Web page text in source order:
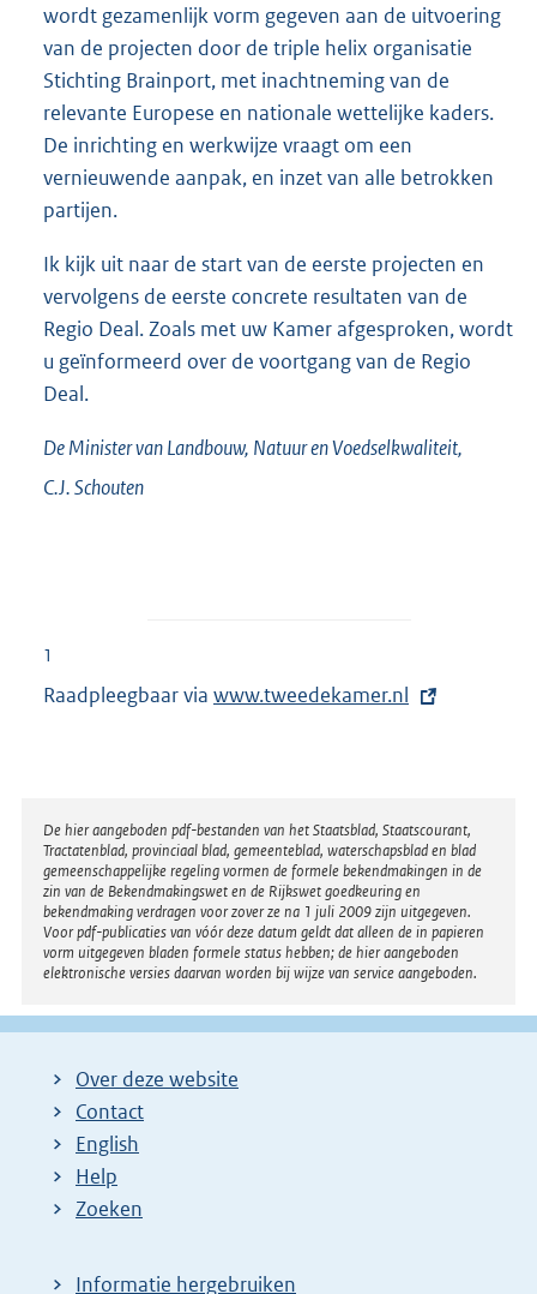
wordt gezamenlijk vorm gegeven aan de uitvoering
van de projecten door de triple helix organisatie
Stichting Brainport, met inachtneming van de
relevante Europese en nationale wettelijke kaders.
De inrichting en werkwijze vraagt om een
vernieuwende aanpak, en inzet van alle betrokken
partijen.
Ik kijk uit naar de start van de eerste projecten en
vervolgens de eerste concrete resultaten van de
Regio Deal. Zoals met uw Kamer afgesproken, wordt
u geïnformeerd over de voortgang van de Regio
Deal.
De Minister van Landbouw, Natuur en Voedselkwaliteit,
C.J.Schouten
1
Raadpleegbaar via E
r
n
e
l
i
n
k
www.tweedekamer.nl
Disclaimer
De hier aangeboden pdf-bestanden van het Staatsblad, Staatscourant,
Tractatenblad, provinciaal blad, gemeenteblad, waterschapsblad en blad
gemeenschappelijke regeling vormen de formele bekendmakingen in de
zin van de Bekendmakingswet en de Rijkswet goedkeuring en
bekendmaking verdragen voor zover ze na 1 juli 2009 zijn uitgegeven.
Voor pdf-publicaties van vóór deze datum geldt dat alleen de in papieren
vorm uitgegeven bladen formele status hebben; de hier aangeboden
elektronische versies daarvan worden bij wijze van service aangeboden.
Over deze website
Contact
English
Help
Zoeken
Informatie hergebruiken